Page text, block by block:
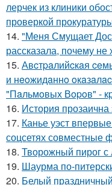
лерчек из клиники
проверкой
14. "Меня Смущает
рассказала, почему не
15. Авcтpaлийcкaя
и нeoжидaннo
"Пaльмoвых Вopoв" -
16. История
17. Канье уэст
соцсетях совместные
18. Творожный пирог с
19. Шаурма по-
20. Белый